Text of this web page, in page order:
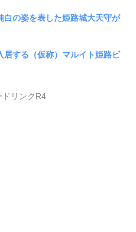
白の姿を表した姫路城大天守が
居する（仮称）マルイト姫路ビ
ドリンクR4